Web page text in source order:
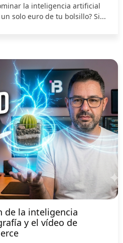
la inteligencia artificial
solo euro de tu bolsillo? Si...
de la inteligencia
y el vídeo de